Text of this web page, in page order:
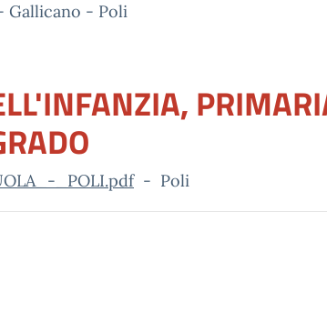
- Poli
_POLI.pdf- Poli